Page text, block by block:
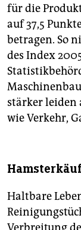
abo
genossenschaft
epaper login
für die
auf 37,5
betragen. So
des Index
stärker leiden
wie Verkehr,
Haltbare